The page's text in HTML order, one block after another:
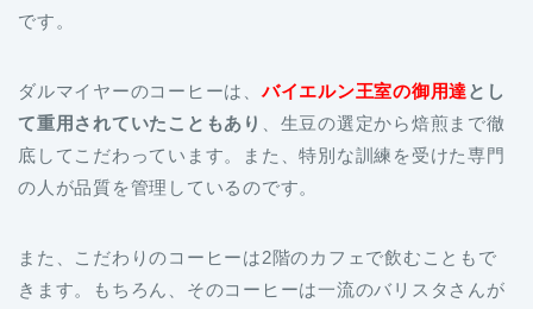
です。
ダルマイヤーのコーヒーは、バイエルン王室の御用達とし
て重用されていたこともあり
、生豆の選定から焙煎まで徹
底してこだわっています。また、特別な訓練を受けた専門
の人が品質を管理しているのです。
また、こだわりのコーヒーは2階のカフェで飲むこともで
きます。もちろん、そのコーヒーは一流のバリスタさんが